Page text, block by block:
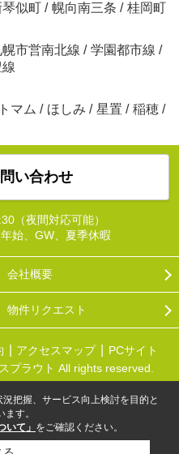
琴似町 / 幌向南三条 / 桂岡町
幌市営南北線 / 学園都市線 /
トマム / ほしみ / 星置 / 稲穂 /
い合わせ
（夜間対応可能）
始、GW、夏季休暇
会社概要
物件リクエスト
アクセスマップ
PCサイト
プラウト All rights reserved.
把握、サービス向上検討を目的と
す。
いて」 をご確認ください。